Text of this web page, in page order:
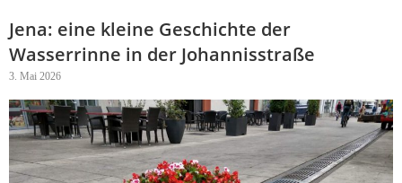
Jena: eine kleine Geschichte der
Wasserrinne in der Johannisstraße
3. Mai 2026